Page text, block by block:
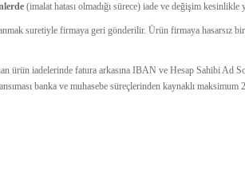
(imalat hatası olmadığı sürece) iade ve değişim kesinlikle
suretiyle firmaya geri gönderilir. Ürün firmaya hasarsız
ürün iadelerinde fatura arkasına IBAN ve Hesap Sahibi
banka ve muhasebe süreçlerinden kaynaklı